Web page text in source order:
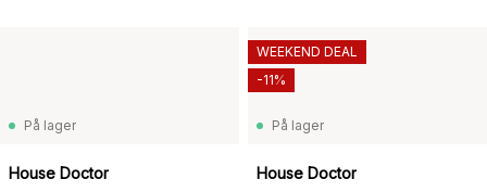
På lager
House Doctor
På lager
House Doctor
WEEKEND DEAL
-11%